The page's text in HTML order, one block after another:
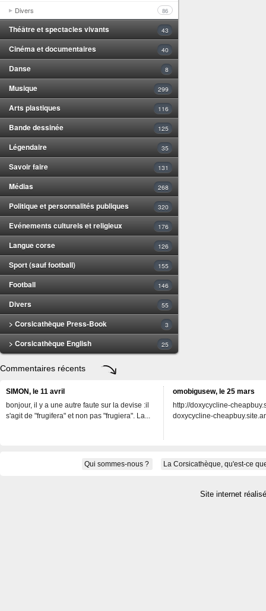
Divers 86
Théâtre et spectacles vivants 43
Cinéma et documentaires 40
Danse 8
Musique 299
Arts plastiques 116
Bande dessinée 125
Légendaire 35
Savoir faire 131
Médias 268
Politique et personnalités publiques 320
Evénements culturels et religieux 176
Langue corse 126
Sport (sauf football) 155
Football 146
Divers 55
> Corsicathèque Press-Book 3
> Corsicathèque English 25
Commentaires récents
SIMON, le 11 avril
bonjour, il y a une autre faute sur la devise :il
s'agit de "frugifera" et non pas "frugiera". La...
omobigusew, le 25 mars
http://doxycycline-
doxycycline-
Qui sommes-nous ? La Corsicathèque, qu'est-ce
Site internet